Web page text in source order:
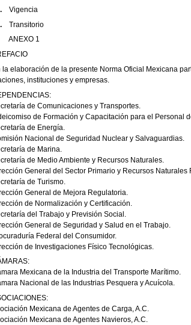
Vigencia
Transitorio
ANEXO 1
la elaboración de la presente Norma Oficial Mexicana
instituciones y empresas.
de Comunicaciones y Transportes.
de Formación y Capacitación para el Personal
de Energía.
Nacional de Seguridad Nuclear y Salvaguardias.
de Marina.
de Medio Ambiente y Recursos Naturales.
General del Sector Primario y Recursos Naturales
de Turismo.
General de Mejora Regulatoria.
de Normalización y Certificación.
del Trabajo y Previsión Social.
General de Seguridad y Salud en el Trabajo.
Federal del Consumidor.
de Investigaciones Físico Tecnológicas.
Mexicana de la Industria del Transporte Marítimo.
Nacional de las Industrias Pesquera y Acuícola.
Mexicana de Agentes de Carga, A.C.
Mexicana de Agentes Navieros, A.C.